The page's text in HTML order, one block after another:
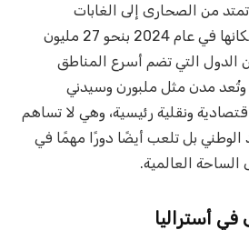
تمتد من الصحارى إلى الغابات
الاستوائية. ويُقدر عدد سكانها في عام 2024 بنحو 27 مليون
الدول التي تضم أسرع المناطق
وتُعد مدن مثل ملبورن وسيدني
ونقلية رئيسية، وهي لا تساهم
بل تلعب أيضًا دورًا مهمًا في
الساحة العالمية.
أستراليا